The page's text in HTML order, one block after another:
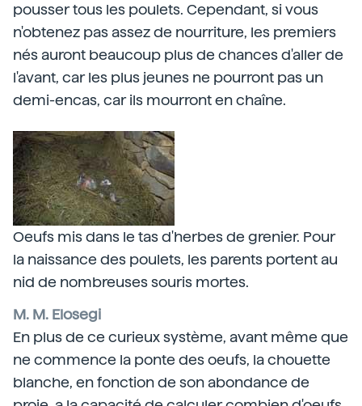
pousser tous les poulets. Cependant, si vous
n'obtenez pas assez de nourriture, les premiers
nés auront beaucoup plus de chances d'aller de
l'avant, car les plus jeunes ne pourront pas un
demi-encas, car ils mourront en chaîne.
Oeufs mis dans le tas d'herbes de grenier. Pour
la naissance des poulets, les parents portent au
nid de nombreuses souris mortes.
M. M. Elosegi
En plus de ce curieux système, avant même que
ne commence la ponte des oeufs, la chouette
blanche, en fonction de son abondance de